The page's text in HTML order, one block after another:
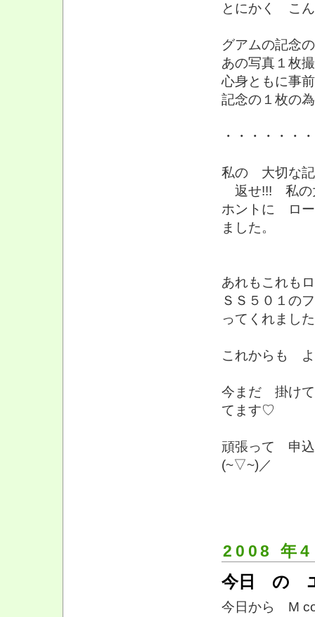
とにかく こん
グアムの記念
あの写真１枚
心身ともに事
記念の１枚の
・・・・・・
私の 大切な
返せ!!! 私の
ホントに ロー
ました。
あれもこれも
ＳＳ５０１の
ってくれました
これからも よ
今まだ 掛けて
てます♡
頑張って 申
(~▽~)／
2008 年
今日 の
今日から M